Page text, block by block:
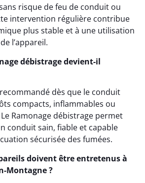
risque de feu de conduit ou
intervention régulière contribue
plus stable et à une utilisation
l’appareil.
débistrage devient-il
dès que le conduit
compacts, inflammables ou
Ramonage débistrage permet
conduit sain, fiable et capable
sécurisée des fumées.
doivent être entretenus à
Montagne ?